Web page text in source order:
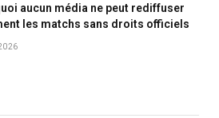
aucun média ne peut rediffuser
les matchs sans droits officiels